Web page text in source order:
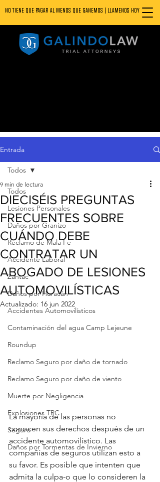
NO TIENE QUE PAGAR AL MENOS QUE GANEMOS | LLAMENOS HOY
Entrada
Todos
Lesiones Personales
Daños por Granizo
Reclamo de Mala Fe
Accidente Laboral
Zantac
Daños por Huracán
Accidentes Automovilísticos
Contaminación del agua Camp Lejeune
Roundup
Reclamo Seguro por daño de tornado
Reclamo Seguro por daño de viento
Muerte por Negligencia
Explosiones TPC
Seguro
Daños por Tormentas de Invierno
Todos
DIECISÉIS PREGUNTAS
FRECUENTES SOBRE
CUÁNDO DEBE
CONTRATAR UN
ABOGADO DE LESIONES
AUTOMOVILÍSTICAS
9 min de lectura
Actualizado: 16 jun 2022
La mayoría de las personas no
conocen sus derechos después de un
accidente automovilístico. Las
compañías de seguros utilizan esto a
su favor. Es posible que intenten que
admita la culpa-o que lo consideren la